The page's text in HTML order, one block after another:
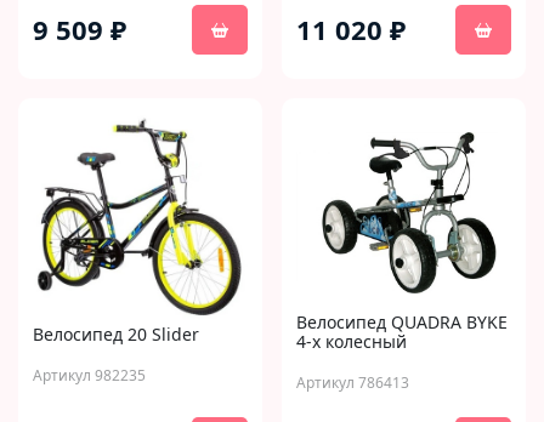
9 509 ₽ 11 020 ₽
Велосипед 20 Slider
Артикул 982235
Велосипед QUADRA BYKE
4-х колесный
Артикул 786413